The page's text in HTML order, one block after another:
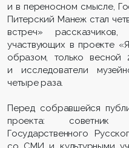
и в переносном смысле,
Питерский Манеж стал
встреч» рассказчиков,
участвующих в проекте
образом, только весной
и исследователи
четыре раза.
Перед собравшейся
проекта: советник
Государственного